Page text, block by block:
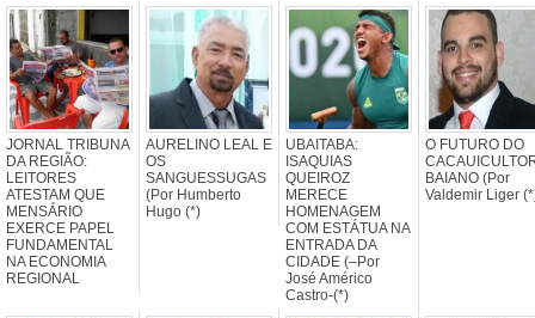
JORNAL TRIBUNA
DA REGIÃO:
LEITORES
ATESTAM QUE
MENSÁRIO
EXERCE PAPEL
FUNDAMENTAL
NA ECONOMIA
REGIONAL
AURELINO LEAL E
OS
SANGUESSUGAS
(Por Humberto
Hugo (*)
UBAITABA:
ISAQUIAS
QUEIROZ
MERECE
HOMENAGEM
COM ESTÁTUA NA
ENTRADA DA
CIDADE (–Por
José Américo
Castro-(*)
O FUTURO DO
BAIANO (Por
Valdemir Liger